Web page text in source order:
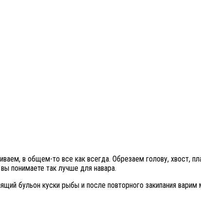
в общем-то все как всегда. Обрезаем голову, хвост,
понимаете так лучше для навара.
бульон куски рыбы и после повторного закипания